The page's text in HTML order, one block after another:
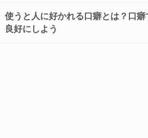
使うと人に好かれる口癖とは？口癖
良好にしよう